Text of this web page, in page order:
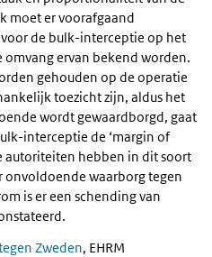
moet er voorafgaand
de bulk-interceptie op het
ervan bekend worden.
gehouden op de operatie
toezicht zijn, aldus het
wordt gewaardborgd, gaat
interceptie de ‘margin of
autoriteiten hebben in dit soort
onvoldoende waarborg tegen
is er een schending van
Zweden, EHRM